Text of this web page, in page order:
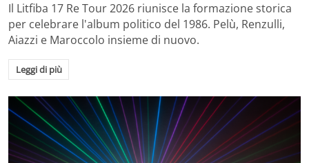
Il Litfiba 17 Re Tour 2026 riunisce la formazione storica
per celebrare l'album politico del 1986. Pelù, Renzulli,
Aiazzi e Maroccolo insieme di nuovo.
Leggi di più